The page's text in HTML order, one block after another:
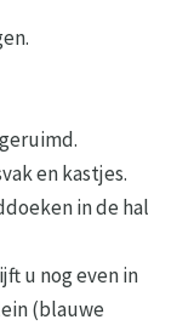
en kastjes.
in de hal
u nog even in
(blauwe